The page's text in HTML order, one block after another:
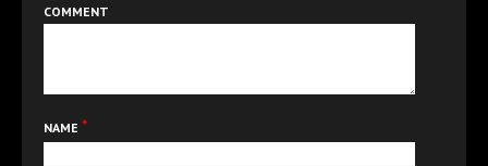
COMMENT
NAME *